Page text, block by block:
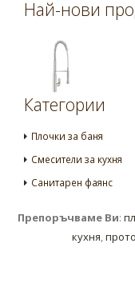
Най-нови
Категории
Плочки за баня
Смесители за кухня
Санитарен фаянс
Препоръчваме Ви:
кухня,